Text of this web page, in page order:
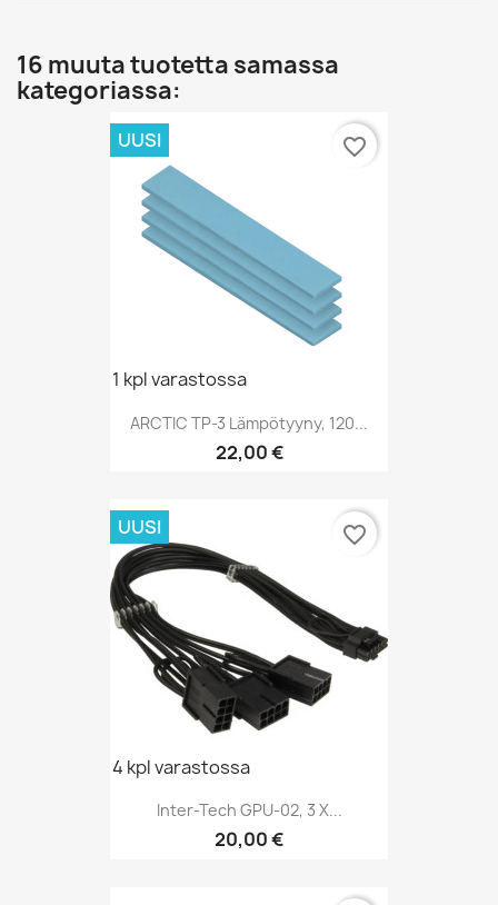
16 muuta tuotetta samassa
kategoriassa:
1 kpl varastossa
ARCTIC TP-3 Lämpötyyny, 120...
Hinta
22,00 €
UUSI favorite_border
4 kpl varastossa
Inter-Tech GPU-02, 3 X...
Hinta
20,00 €
UUSI favorite_border